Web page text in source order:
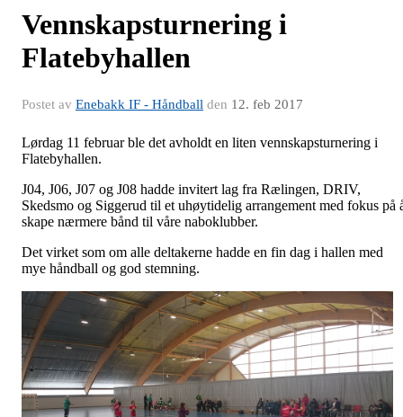
Vennskapsturnering i
Flatebyhallen
Postet av Enebakk IF - Håndball den 12. feb 2017
Lørdag 11 februar ble det avholdt en liten vennskapsturnering i
Flatebyhallen.
J04, J06, J07 og J08 hadde invitert lag fra Rælingen, DRIV,
Skedsmo og Siggerud til et uhøytidelig arrangement med fokus på
skape nærmere bånd til våre naboklubber.
Det virket som om alle deltakerne hadde en fin dag i hallen med
mye håndball og god stemning.